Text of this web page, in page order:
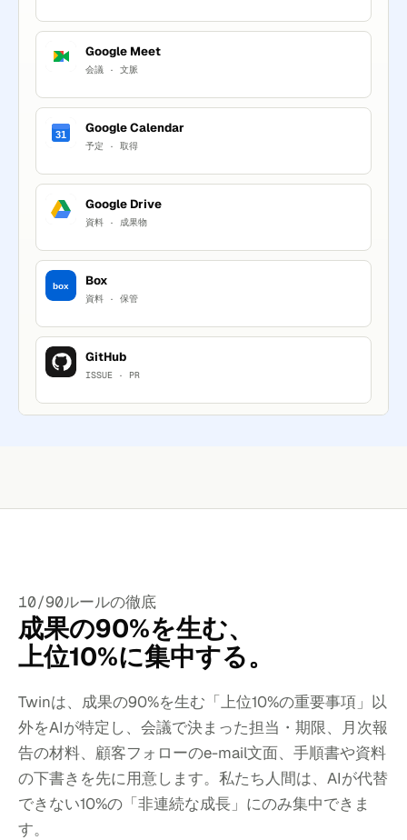
Google Meet
会議 · 文脈
31 Google Calendar
予定 · 取得
Google Drive
資料 · 成果物
box Box
資料 · 保管
GitHub
ISSUE · PR
10/90ルールの徹底
成果の90%を生む、
上位10%に集中する。
Twinは、成果の90%を生む「上位10%の重要事項」以
外をAIが特定し、会議で決まった担当・期限、月次報
告の材料、顧客フォローのe-mail文面、手順書や資料
の下書きを先に用意します。私たち人間は、AIが代替
できない10%の「非連続な成長」にのみ集中できま
す。